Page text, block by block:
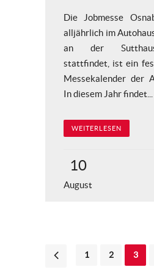
Die Jobmesse
alljährlich im
an der
stattfindet, ist ein
Messekalender der
In diesem Jahr findet...
WEITERLESEN
10
August
1 2 3